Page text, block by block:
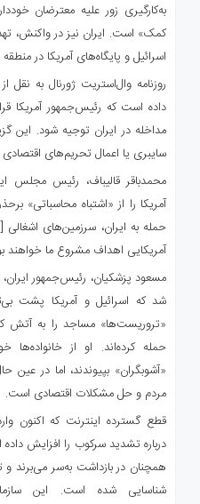
به‌کارگیری زور علیه معترضان
کمک» است. ایران نیز در واکنش،
اسرائیل و پایگاه‌های آمریکا در
روزنامه وال‌استریت ژورنال به
داده است که رئیس‌جمهور آمریکا
مداخله در ایران توجیه شود. این
سایبری یا اعمال تحریم‌های
محمدباقر قالیباف، رئیس
آمریکا را از «اشتباه محاسباتی»
حمله به ایران، سرزمین‌های اشغالی
آمریکایی اهداف مشروع ما خواهند
مسعود پزشکیان، رئیس‌جمهور
شد که اسرائیل و آمریکا پشت
«تروریست‌ها» مساجد را به آتش
حمله کرده‌اند. او از خانواده‌ها
«آشوبگران» بپیوندند، اما در
مردم و حل مشکلات اقتصادی است.
قطع گسترده اینترنت که اکنون
درباره تشدید سرکوب را افزایش
شناسایی شده است. این